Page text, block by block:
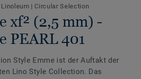
Linoleum | Circular Selection
xf² (2,5 mm) -
PEARL 401
Style Emme ist der Auftakt der
Lino Style Collection. Das